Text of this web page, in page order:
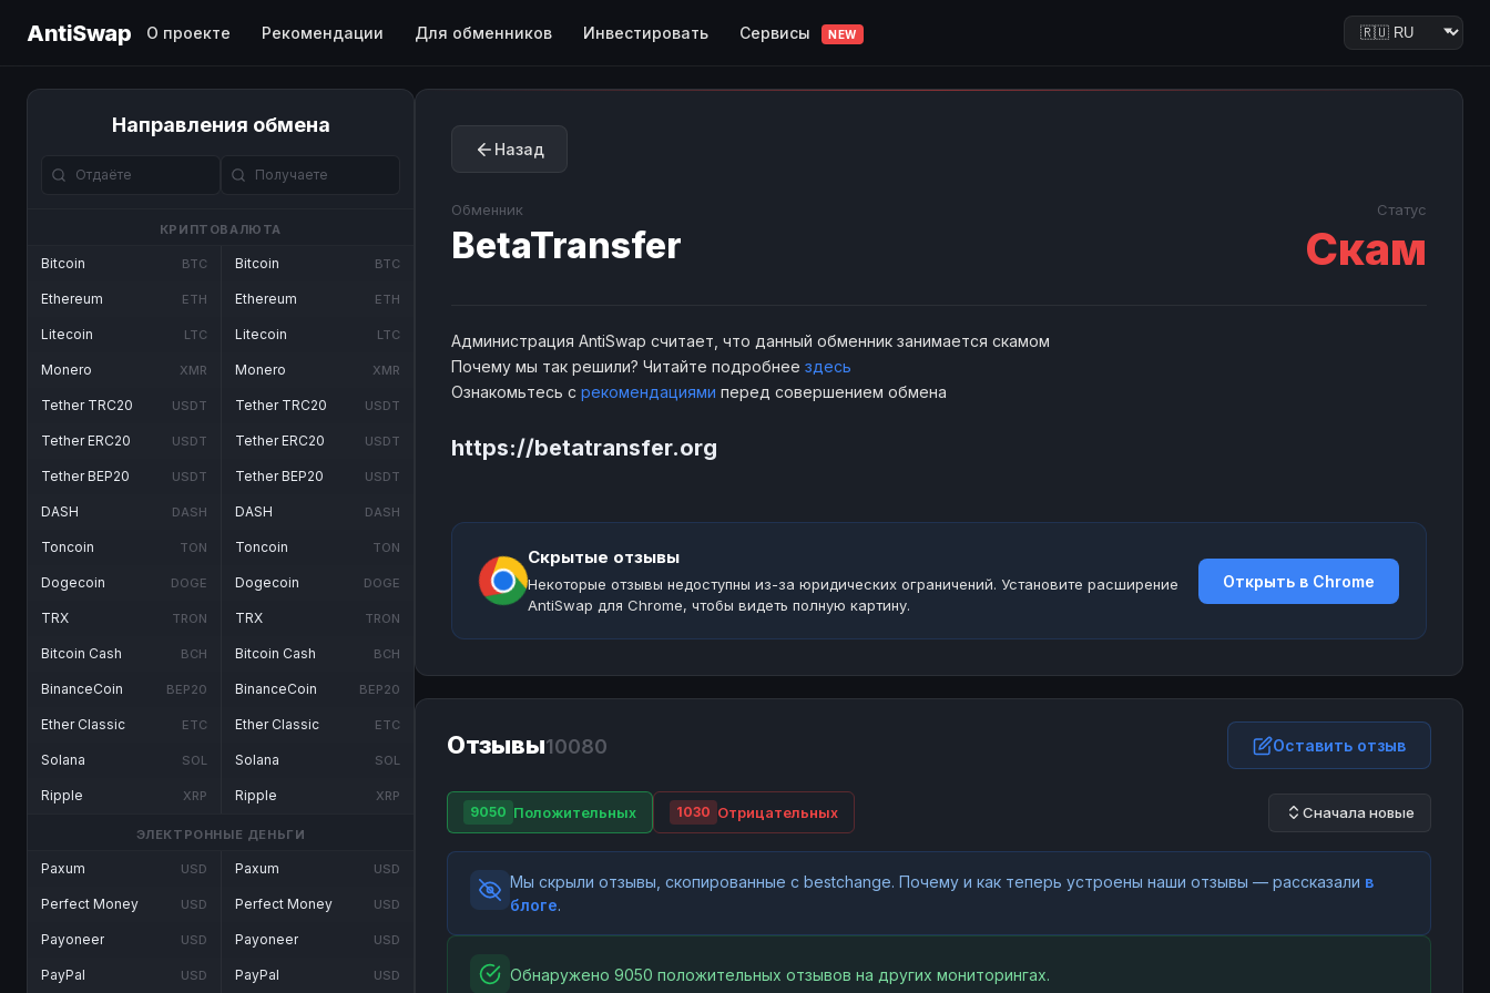
AntiSwap О проекте Рекомендации Для обменников Инвестировать Сервисы NEW
Направления обмена
КРИПТОВАЛЮТА
Bitcoin BTC
Ethereum ETH
Litecoin LTC
Monero XMR
Tether TRC20 USDT
Tether ERC20 USDT
Tether BEP20 USDT
DASH DASH
Toncoin TON
Dogecoin DOGE
TRX TRON
Bitcoin Cash BCH
BinanceCoin BEP20
Ether Classic ETC
Solana SOL
Ripple XRP
Bitcoin BTC
Ethereum ETH
Litecoin LTC
Monero XMR
Tether TRC20 USDT
Tether ERC20 USDT
Tether BEP20 USDT
DASH DASH
Toncoin TON
Dogecoin DOGE
TRX TRON
Bitcoin Cash BCH
BinanceCoin BEP20
Ether Classic ETC
Solana SOL
Ripple XRP
ЭЛЕКТРОННЫЕ ДЕНЬГИ
Paxum USD
Perfect Money USD
Payoneer USD
PayPal USD
Paxum USD
Perfect Money USD
Payoneer USD
PayPal USD
Назад
Обменник
BetaTransfer
Статус
Скам
Администрация AntiSwap считает, что данный обменник занимается скамом
Почему мы так решили? Читайте подробнее здесь
Ознакомьтесь с рекомендациями перед совершением обмена
https://betatransfer.org
Скрытые отзывы
Некоторые отзывы недоступны из-за юридических ограничений. Установите расширение
AntiSwap для Chrome, чтобы видеть полную картину.
Открыть в Chrome
Отзывы10080 Оставить отзыв
9050 Положительных 1030 Отрицательных Сначала новые
Мы скрыли отзывы, скопированные с bestchange. Почему и как теперь устроены наши отзывы — рассказали в
блоге.
Обнаружено 9050 положительных отзывов на других мониторингах.